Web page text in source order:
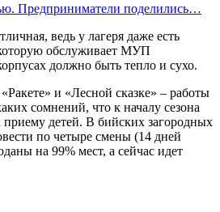
Предприниматели поделились…
ведь у лагеря даже есть
обслуживает МУП
должно быть тепло и сухо.
и «Лесной сказке» – работы
сомнений, что к началу сезона
приему детей. В бийских загородных
по четыре смены (14 дней
на 99% мест, а сейчас идет